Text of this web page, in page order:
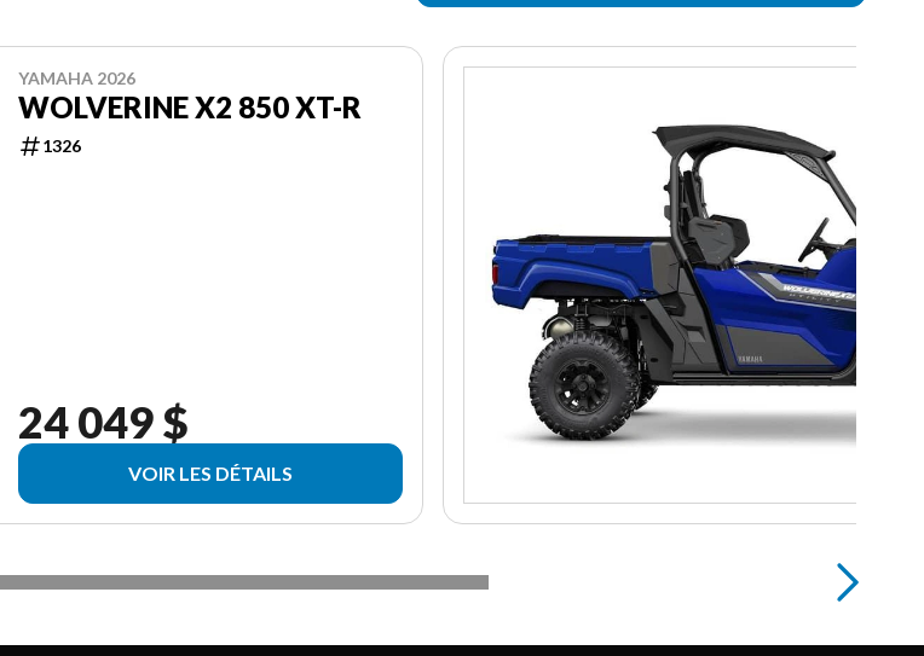
YAMAHA 2026
WOLVERINE X2 850 XT-R
1326
24 049 $
VOIR LES DÉTAILS